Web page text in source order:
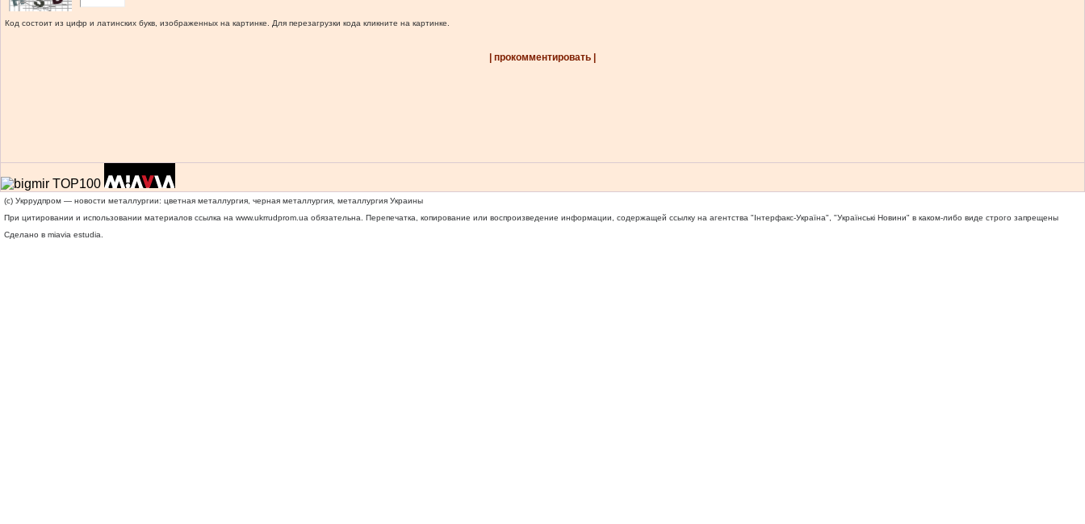
Код состоит из цифр и латинских букв, изображенных на картинке. Для перезагрузки кода кликните на картинке.
| прокомментировать |
(c) Укррудпром — новости металлургии: цветная металлургия, черная металлургия, металлургия Украины
При цитировании и использовании материалов ссылка на www.ukrrudprom.ua обязательна. Перепечатка, копирование или воспроизведение информации, содержащей ссылку на агентства "Iнтерфакс-Україна", "Українськi Новини" в каком-либо виде строго запрещены
Сделано в miavia estudia.